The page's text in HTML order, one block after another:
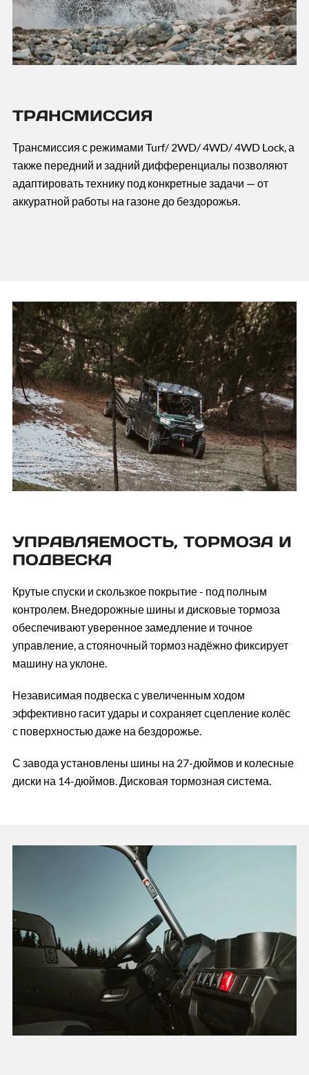
ТРАНСМИССИЯ
Трансмиссия с режимами Turf/ 2WD/ 4WD/ 4WD Lock, а
также передний и задний дифференциалы позволяют
адаптировать технику под конкретные задачи — от
аккуратной работы на газоне до бездорожья.
УПРАВЛЯЕМОСТЬ, ТОРМОЗА И
ПОДВЕСКА
Крутые спуски и скользкое покрытие - под полным
контролем. Внедорожные шины и дисковые тормоза
обеспечивают уверенное замедление и точное
управление, а стояночный тормоз надёжно фиксирует
машину на уклоне.
Независимая подвеска с увеличенным ходом
эффективно гасит удары и сохраняет сцепление колёс
с поверхностью даже на бездорожье.
С завода установлены шины на 27-дюймов и колесные
диски на 14-дюймов. Дисковая тормозная система.